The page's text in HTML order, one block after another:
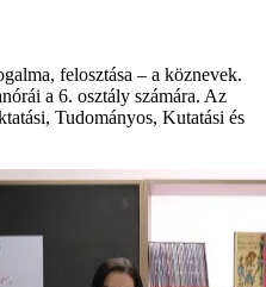
felosztása – a köznevek.
a 6. osztály számára. Az
Tudományos, Kutatási és